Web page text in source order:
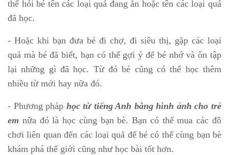
thể hỏi bé tên các loại quả đang ăn hoặc tên các loại quả
đã học.
- Hoặc khi bạn đưa bé đi chợ, đi siêu thị, gặp các loại
quả mà bé đã biết, bạn có thể gợi ý để bé nhớ và ôn tập
lại những gì đã học. Từ đó bé cũng có thể học thêm
nhiều từ mới hay nữa đó.
- Phương pháp học từ tiếng Anh bằng hình ảnh cho trẻ
em nữa đó là học cùng bạn bè. Bạn có thể mua các đồ
chơi liên quan đến các loại quả để bé có thể cùng bạn bè
khám phá thế giới cũng như học bài tốt hơn.